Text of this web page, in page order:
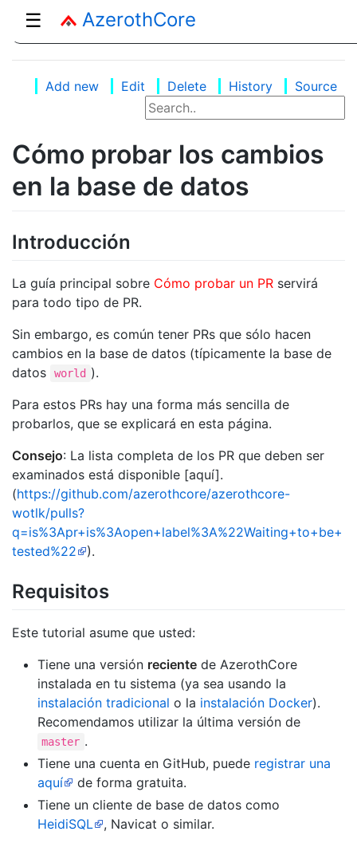
☰ AzerothCore
Add new Edit Delete History Source
Cómo probar los cambios
en la base de datos
Introducción
La guía principal sobre Cómo probar un PR servirá
para todo tipo de PR.
Sin embargo, es común tener PRs que sólo hacen
cambios en la base de datos (típicamente la base de
datos
world ).
Para estos PRs hay una forma más sencilla de
probarlos, que se explicará en esta página.
Consejo: La lista completa de los PR que deben ser
examinados está disponible [aquí].
(https://github.com/azerothcore/azerothcore-
wotlk/pulls?
q=is%3Apr+is%3Aopen+label%3A%22Waiting+to+be+
tested%22
).
Requisitos
Este tutorial asume que usted:
Tiene una versión reciente de AzerothCore
instalada en tu sistema (ya sea usando la
instalación tradicional o la instalación Docker).
Recomendamos utilizar la última versión de
master .
Tiene una cuenta en GitHub, puede registrar una
aquí
de forma gratuita.
Tiene un cliente de base de datos como
HeidiSQL
, Navicat o similar.